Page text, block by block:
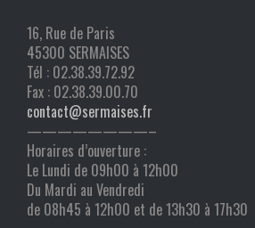
16, Rue de Paris
45300 SERMAISES
Tél : 02.38.39.72.92
Fax : 02.38.39.00.70
contact@sermaises.fr
————————–
Horaires d’ouverture :
Le Lundi de 09h00 à 12h00
Du Mardi au Vendredi
de 08h45 à 12h00 et de 13h30 à 17h30